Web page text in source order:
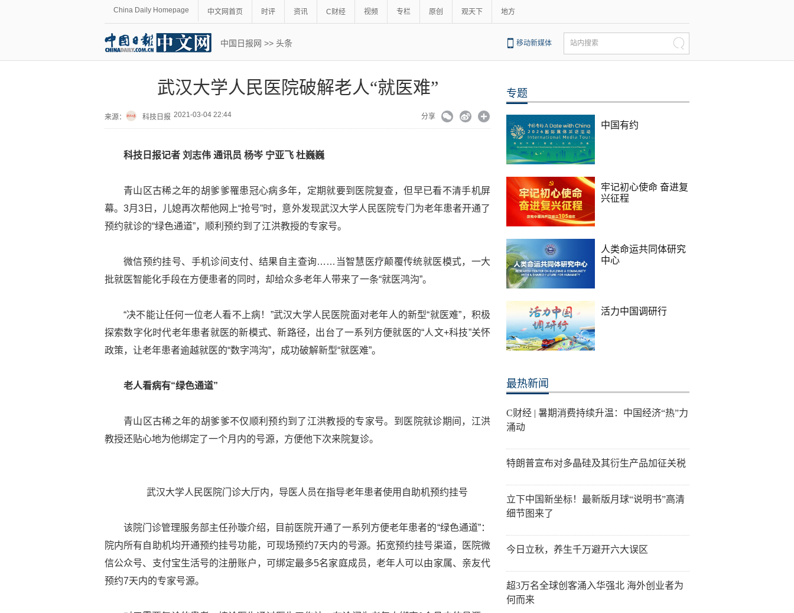
China Daily Homepage 中文网首页 时评 资讯 C财经 视频 专栏 原创 观天下 地方
中国日报网 >> 头条 移动新媒体 站内搜索
武汉大学人民医院破解老人“就医难”
来源： 科技日报 2021-03-04 22:44 分享
科技日报记者 刘志伟 通讯员 杨岑 宁亚飞 杜巍巍
青山区古稀之年的胡爹爹罹患冠心病多年，定期就要到医院复查，但早已看不清手机屏
幕。3月3日，儿媳再次帮他网上“抢号”时，意外发现武汉大学人民医院专门为老年患者开通了
预约就诊的“绿色通道”，顺利预约到了江洪教授的专家号。
微信预约挂号、手机诊间支付、结果自主查询……当智慧医疗颠覆传统就医模式，一大
批就医智能化手段在方便患者的同时，却给众多老年人带来了一条“就医鸿沟”。
“决不能让任何一位老人看不上病！”武汉大学人民医院面对老年人的新型“就医难”，积极
探索数字化时代老年患者就医的新模式、新路径，出台了一系列方便就医的“人文+科技”关怀
政策，让老年患者逾越就医的“数字鸿沟”，成功破解新型“就医难”。
老人看病有“绿色通道”
青山区古稀之年的胡爹爹不仅顺利预约到了江洪教授的专家号。到医院就诊期间，江洪
教授还贴心地为他绑定了一个月内的号源，方便他下次来院复诊。
武汉大学人民医院门诊大厅内，导医人员在指导老年患者使用自助机预约挂号
该院门诊管理服务部主任孙璇介绍，目前医院开通了一系列方便老年患者的“绿色通道”：
院内所有自助机均开通预约挂号功能，可现场预约7天内的号源。拓宽预约挂号渠道，医院微
信公众号、支付宝生活号的注册账户，可绑定最多5名家庭成员，老年人可以由家属、亲友代
预约7天内的专家号源。
专题
中国有约
牢记初心使命 奋进复
兴征程
人类命运共同体研究
中心
活力中国调研行
最热新闻
C财经 | 暑期消费持续升温：中国经济“热”力
涌动
特朗普宣布对多晶硅及其衍生产品加征关税
立下中国新坐标！最新版月球“说明书”高清
细节图来了
今日立秋，养生千万避开六大误区
超3万名全球创客涌入华强北 海外创业者为
何而来